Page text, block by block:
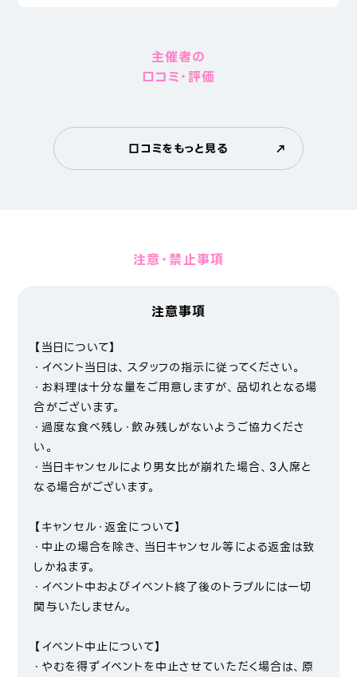
主催者の
口コミ・評価
口コミをもっと見る
注意・禁止事項
注意事項
【当日について】
・イベント当日は、スタッフの指示に従ってください。
・お料理は十分な量をご用意しますが、品切れとなる場
合がございます。
・過度な食べ残し・飲み残しがないようご協力くださ
い。
・当日キャンセルにより男女比が崩れた場合、3人席と
なる場合がございます。
【キャンセル・返金について】
・中止の場合を除き、当日キャンセル等による返金は致
しかねます。
・イベント中およびイベント終了後のトラブルには一切
関与いたしません。
【イベント中止について】
・やむを得ずイベントを中止させていただく場合は、原